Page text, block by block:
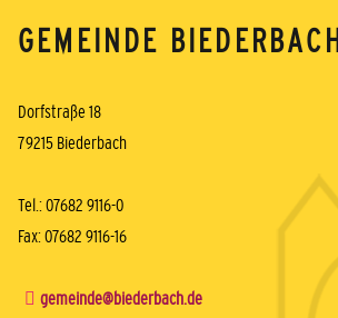
GEMEINDE BIEDERBACH
Dorfstraße 18
79215 Biederbach
Tel.: 07682 9116-0
Fax: 07682 9116-16
gemeinde@biederbach.de